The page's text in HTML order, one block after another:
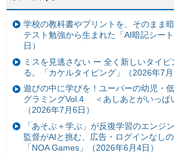
学校の教科書やプリントを、そのまま
テスト勉強から生まれた「AI暗記シー
日）
ミスを見逃さない ー 全く新しいタイ
る。「カケルタイピング」（2026年7月
遊びの中に学びを！ユーバーの幼児・
グラミングVol.4 ＜あしあとがいっぱ
（2026年7月6日）
「あそぶ＋学ぶ」が反復学習のエンジ
監督がAIと挑む、広告・ログインなし
「NOA Games」（2026年6月4日）